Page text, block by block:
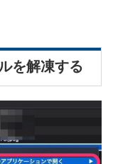
を解凍する